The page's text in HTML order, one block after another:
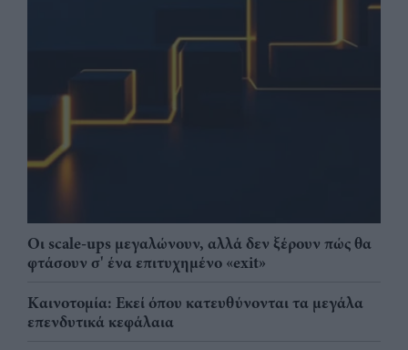
Οι scale-ups μεγαλώνουν, αλλά δεν ξέρουν πώς θα
φτάσουν σ' ένα επιτυχημένο «exit»
Καινοτομία: Εκεί όπου κατευθύνονται τα μεγάλα
επενδυτικά κεφάλαια